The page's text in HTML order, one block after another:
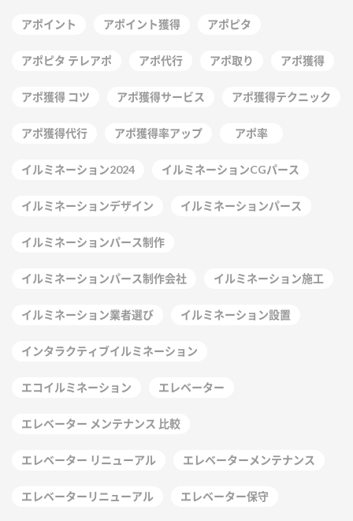
アポイント アポイント獲得 アポピタ
アポピタ テレアポ アポ代行 アポ取り アポ獲得
アポ獲得 コツ アポ獲得サービス アポ獲得テクニック
アポ獲得代行 アポ獲得率アップ アポ率
イルミネーション2024 イルミネーションCGパース
イルミネーションデザイン イルミネーションパース
イルミネーションパース制作
イルミネーションパース制作会社 イルミネーション施工
イルミネーション業者選び イルミネーション設置
インタラクティブイルミネーション
エコイルミネーション エレベーター
エレベーター メンテナンス 比較
エレベーター リニューアル エレベーターメンテナンス
エレベーターリニューアル エレベーター保守